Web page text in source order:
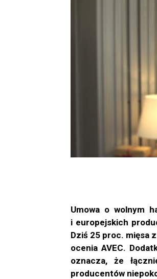
Umowa o wolnym
i europejskich
Dziś 25 proc. mięsa
ocenia AVEC.
oznacza, że
producentów